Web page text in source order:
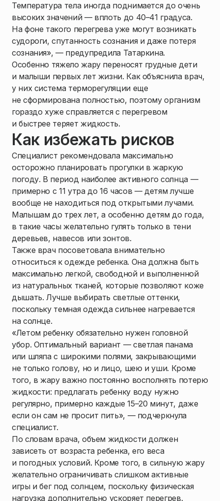
Температура тела иногда поднимается до очень
высоких значений — вплоть до 40–41 градуса.
На фоне такого перегрева уже могут возникать
судороги, спутанность сознания и даже потеря
сознания», — предупредила Татаркина.
Особенно тяжело жару переносят грудные дети
и малыши первых лет жизни. Как объяснила врач,
у них система терморегуляции еще
не сформирована полностью, поэтому организм
гораздо хуже справляется с перегревом
и быстрее теряет жидкость.
Как избежать рисков
Специалист рекомендовала максимально
осторожно планировать прогулки в жаркую
погоду. В период наиболее активного солнца —
примерно с 11 утра до 16 часов — детям лучше
вообще не находиться под открытыми лучами.
Малышам до трех лет, а особенно детям до года,
в такие часы желательно гулять только в тени
деревьев, навесов или зонтов.
Также врач посоветовала внимательно
относиться к одежде ребенка. Она должна быть
максимально легкой, свободной и выполненной
из натуральных тканей, которые позволяют коже
дышать. Лучше выбирать светлые оттенки,
поскольку темная одежда сильнее нагревается
на солнце.
«Летом ребенку обязательно нужен головной
убор. Оптимальный вариант — светлая панама
или шляпа с широкими полями, закрывающими
не только голову, но и лицо, шею и уши. Кроме
того, в жару важно постоянно восполнять потерю
жидкости: предлагать ребенку воду нужно
регулярно, примерно каждые 15–20 минут, даже
если он сам не просит пить», — подчеркнула
специалист.
По словам врача, объем жидкости должен
зависеть от возраста ребенка, его веса
и погодных условий. Кроме того, в сильную жару
желательно ограничивать слишком активные
игры и бег под солнцем, поскольку физическая
нагрузка дополнительно ускоряет перегрев.